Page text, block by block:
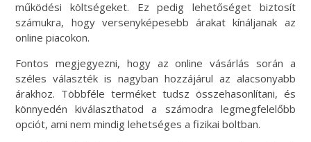
működési költségeket. Ez pedig lehetőséget biztosít
számukra, hogy versenyképesebb árakat kínáljanak az
online piacokon.
Fontos megjegyezni, hogy az online vásárlás során a
széles választék is nagyban hozzájárul az alacsonyabb
árakhoz. Többféle terméket tudsz összehasonlítani, és
könnyedén kiválaszthatod a számodra legmegfelelőbb
opciót, ami nem mindig lehetséges a fizikai boltban.